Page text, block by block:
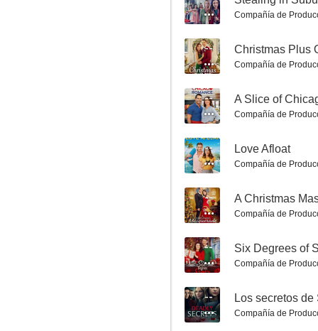
Madres desesperadas
5.0
Me muero por ser tú
Compañía de
-- Christmas Plus
Compañía de
-- A Slice of
Compañía de
-- Love Afloat
Compañía de
-- A Christmas
Compañía de
-- Six Degrees of
Compañía de
-- Los secretos
Compañía de